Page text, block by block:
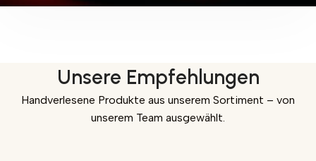
Unsere Empfehlungen
Handverlesene Produkte aus unserem Sortiment – von
unserem Team ausgewählt.